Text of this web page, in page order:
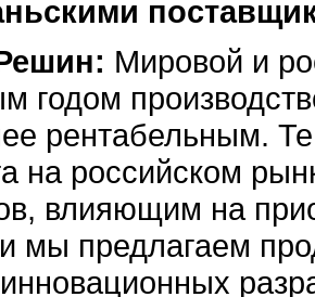
Мировой и
годом
рентабельным.
на российском
влияющим на
мы предлагаем